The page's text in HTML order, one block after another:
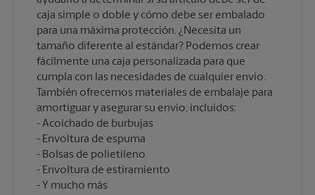
caja simple o doble y cómo debe ser embalado
para una máxima protección. ¿Necesita un
tamaño diferente al estándar? Podemos crear
fácilmente una caja personalizada para que
cumpla con las necesidades de cualquier envío.
También ofrecemos materiales de embalaje para
amortiguar y asegurar su envío, incluidos:
Acolchado de burbujas
Envoltura de espuma
Bolsas de polietileno
Envoltura de estiramiento